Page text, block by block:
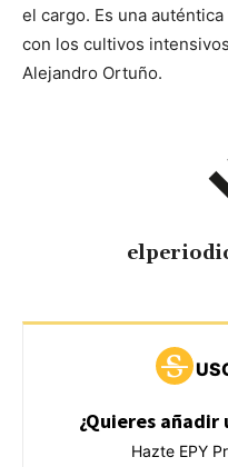
el cargo. Es una
con los cultivos
Alejandro Ortuño.
¿Quieres añadir
Hazte EPY